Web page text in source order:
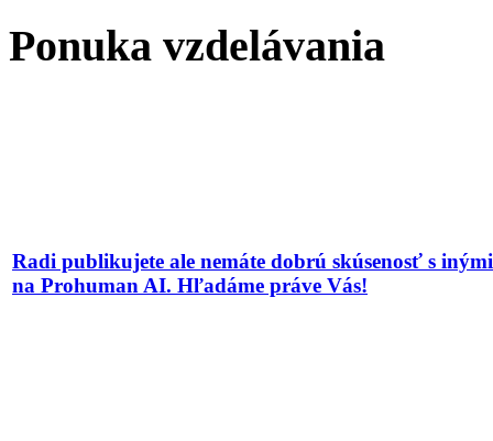
Ponuka vzdelávania
Radi publikujete ale nemáte dobrú skúsenosť s
na Prohuman AI. Hľadáme práve Vás!